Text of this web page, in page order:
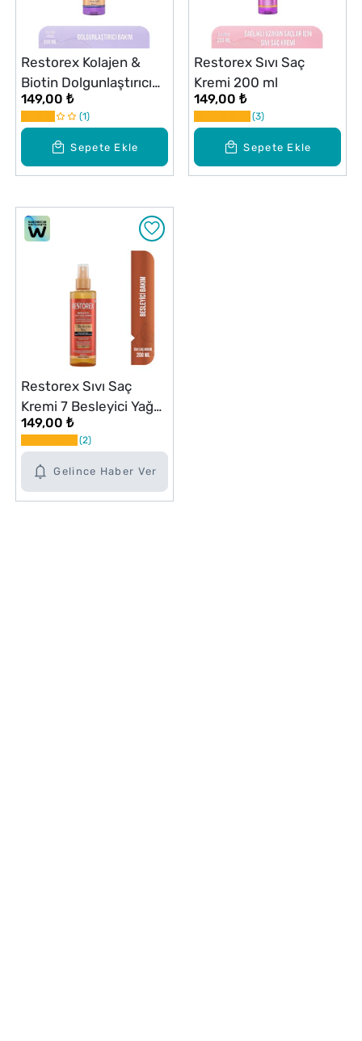
Sepete Ekle
Restorex Kolajen &
Biotin Dolgunlaştırıcı
Sıvı Saç Bakım Kremi
200 ml
149,00 ₺
1
Sepete Ekle
Restorex Sıvı Saç
Kremi 200 ml
149,00 ₺
3
Gelince Haber Ver
Restorex Sıvı Saç
Kremi 7 Besleyici Yağ
200 ml
149,00 ₺
2